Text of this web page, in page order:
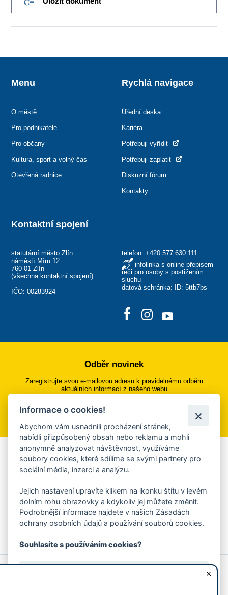
Kontaktní spojení
statutární město Zlín
náměstí Míru 12
760 01 Zlín
(všechna kontaktní spojení)
IČO: 00283924
telefon: +420 577 630 111
infolinka s online přepisem
řeči pro osoby s postižením
sluchu
datová schránka: ID: 5ttb7bs
Menu
O městě
Pro podnikatele
Pro občany
Kultura, sport a volný čas
Otevřená radnice
Rychlá navigace
Úřední deska
Kariéra
Potřebuji vyřídit
Potřebuji zaplatit
Diskuzní fórum
Kontakty
Odběr novinek
Zaregistrujte svou e-mailovou adresu k pravidelnému odběru
aktuálních informací z našeho webu
Přihlásit se k odběru
Aplikace Mobilní rozhlas
Chcete dostávat do svého mobilu či mailu upozornění na
ankety, pozvánky na kulturní a sportovní akce?
Více informací o aplikaci
© 2026 Magistrát města Zlína
Prohlášení o používání cookies
Informace o cookies!
Abychom vám usnadnili procházení stránek,
nabídli přizpůsobený obsah nebo reklamu a mohli
anonymně analyzovat návštěvnost, využíváme
soubory cookies, které sdílíme se svými partnery pro
sociální média, inzerci a analýzu.
Jejich nastavení upravíte klikem na ikonku štítu v levém
dolním rohu obrazovky a kdykoliv jej můžete změnit.
Podrobnější informace najdete v našich Zásadách
ochrany osobních údajů a používání souborů cookies.
Souhlasíte s používáním cookies?